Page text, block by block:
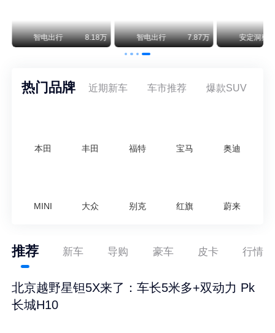
智电出行 8.18万 智电出行 7.87万 安定洞察
热门品牌 近期新车 车市推荐 爆款SUV
本田 丰田 福特 宝马 奥迪
MINI 大众 别克 红旗 蔚来
推荐 新车 导购 豪车 皮卡 行情
北京越野星钽5X来了：车长5米多+双动力 Pk
长城H10